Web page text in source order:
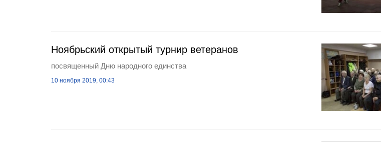
Ноябрьский открытый турнир ветеранов
посвященный Дню народного единства
10 ноября 2019, 00:43